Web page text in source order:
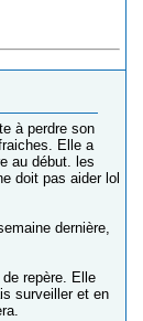
à perdre son
Elle a
au début. les
doit pas aider lol
dernière,
repère. Elle
surveiller et en